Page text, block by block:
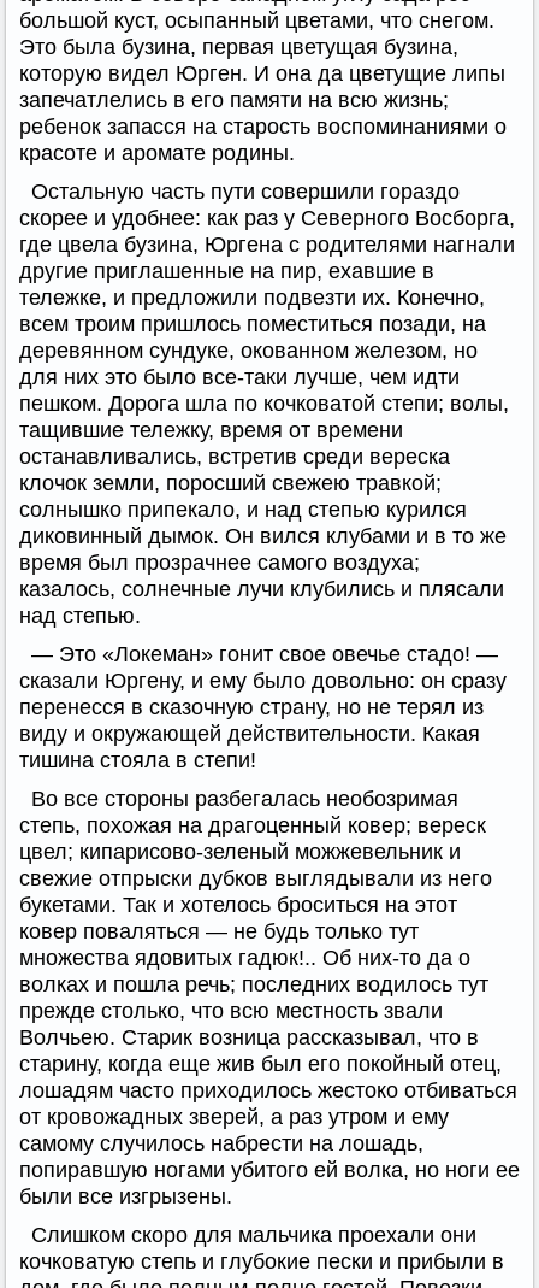
большой куст, осыпанный цветами, что снегом.
Это была бузина, первая цветущая бузина,
которую видел Юрген. И она да цветущие липы
запечатлелись в его памяти на всю жизнь;
ребенок запасся на старость воспоминаниями о
красоте и аромате родины.
Остальную часть пути совершили гораздо
скорее и удобнее: как раз у Северного Восборга,
где цвела бузина, Юргена с родителями нагнали
другие приглашенные на пир, ехавшие в
тележке, и предложили подвезти их. Конечно,
всем троим пришлось поместиться позади, на
деревянном сундуке, окованном железом, но
для них это было все-таки лучше, чем идти
пешком. Дорога шла по кочковатой степи; волы,
тащившие тележку, время от времени
останавливались, встретив среди вереска
клочок земли, поросший свежею травкой;
солнышко припекало, и над степью курился
диковинный дымок. Он вился клубами и в то же
время был прозрачнее самого воздуха;
казалось, солнечные лучи клубились и плясали
над степью.
— Это «Локеман» гонит свое овечье стадо! —
сказали Юргену, и ему было довольно: он сразу
перенесся в сказочную страну, но не терял из
виду и окружающей действительности. Какая
тишина стояла в степи!
Во все стороны разбегалась необозримая
степь, похожая на драгоценный ковер; вереск
цвел; кипарисово-зеленый можжевельник и
свежие отпрыски дубков выглядывали из него
букетами. Так и хотелось броситься на этот
ковер поваляться — не будь только тут
множества ядовитых гадюк!.. Об них-то да о
волках и пошла речь; последних водилось тут
прежде столько, что всю местность звали
Волчьею. Старик возница рассказывал, что в
старину, когда еще жив был его покойный отец,
лошадям часто приходилось жестоко отбиваться
от кровожадных зверей, а раз утром и ему
самому случилось набрести на лошадь,
попиравшую ногами убитого ей волка, но ноги ее
были все изгрызены.
Слишком скоро для мальчика проехали они
кочковатую степь и глубокие пески и прибыли в